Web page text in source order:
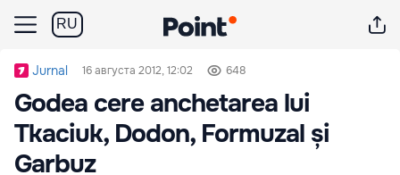
RU
Jurnal 16 августа 2012, 12:02 648
Godea cere anchetarea lui
Tkaciuk, Dodon, Formuzal și
Garbuz